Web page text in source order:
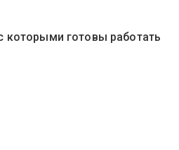
которыми готовы работать